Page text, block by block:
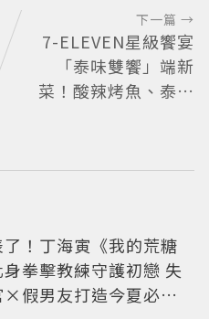
下一篇 →
7-ELEVEN星級饗宴
「泰味雙饗」端新
菜！酸辣烤魚、泰奶
！丁海寅《我的荒糖
拳擊教練守護初戀 失
×假男友打造今夏必看